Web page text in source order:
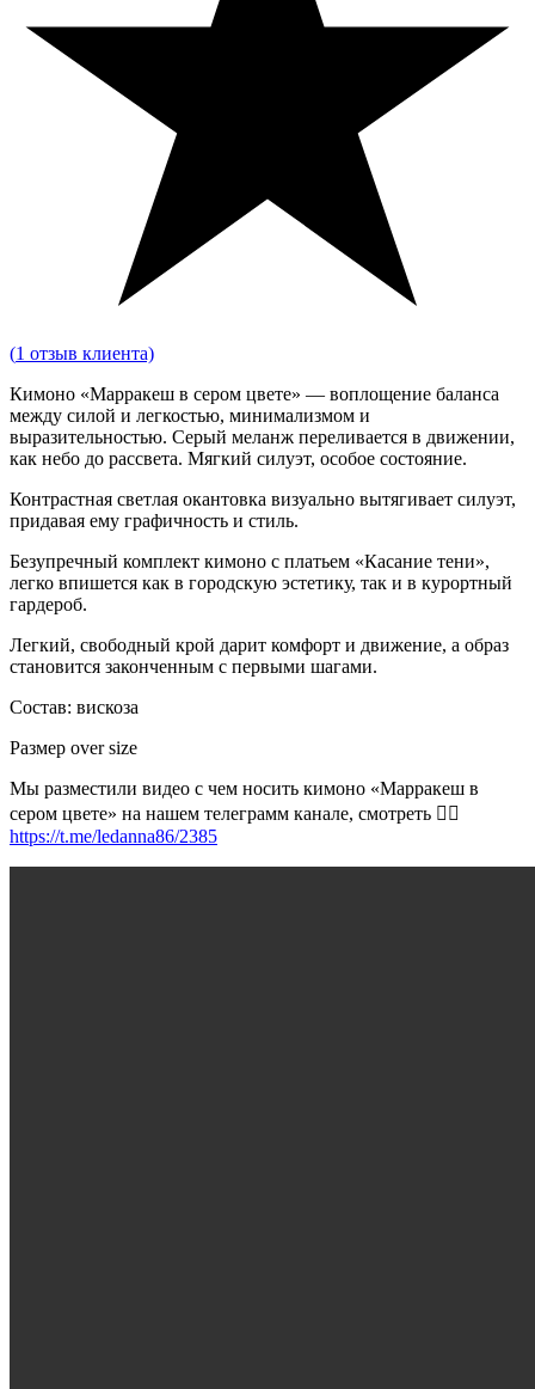
(1 отзыв клиента)
Кимоно «Марракеш в сером цвете» — воплощение баланса
между силой и легкостью, минимализмом и
выразительностью. Серый меланж переливается в движении,
как небо до рассвета. Мягкий силуэт, особое состояние.
Контрастная светлая окантовка визуально вытягивает силуэт,
придавая ему графичность и стиль.
Безупречный комплект кимоно с платьем «Касание тени»,
легко впишется как в городскую эстетику, так и в курортный
гардероб.
Легкий, свободный крой дарит комфорт и движение, а образ
становится законченным с первыми шагами.
Состав: вискоза
Размер over size
Мы разместили видео с чем носить кимоно «Марракеш в
сером цвете» на нашем телеграмм канале, смотреть 👉🏻
https://t.me/ledanna86/2385